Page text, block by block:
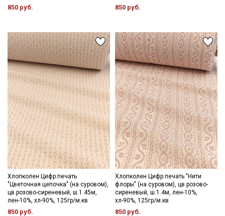
850 руб. 850 руб.
Хлопколен Цифр.печать
"Цветочная цепочка" (на суровом),
цв.розово-сиреневый, ш.1.45м,
лен-10%, хл-90%, 125гр/м.кв
850 руб.
Хлопколен Цифр.печать "Нити
флоры" (на суровом), цв.розово-
сиреневый, ш.1.4м, лен-10%,
хл-90%, 125гр/м.кв
850 руб.